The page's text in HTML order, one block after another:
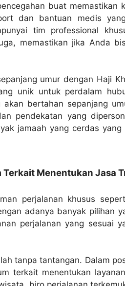
buat memastikan
dan bantuan medis
tim professional
memastikan jika Anda
umur dengan Haji
unik untuk perdalam
akan bertahan sepanjang
pendekatan yang
jamaah yang cerdas
Terkait Menentukan Jasa
perjalanan khusus
adanya banyak pilihan
perjalanan yang sesuai
tanpa tantangan. Dalam
terkait menentukan